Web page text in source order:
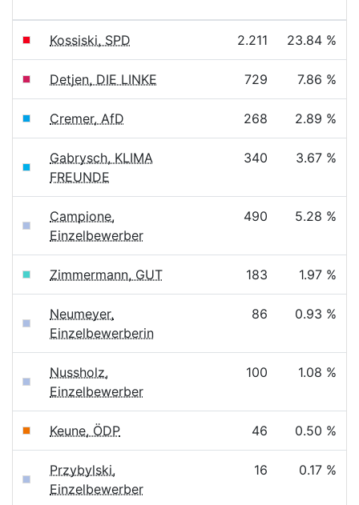
Kossiski, SPD 2.211 23.84 %
Detjen, DIE LINKE 729 7.86 %
Cremer, AfD 268 2.89 %
Gabrysch, KLIMA
FREUNDE
340 3.67 %
Campione,
Einzelbewerber
490 5.28 %
Zimmermann, GUT 183 1.97 %
Neumeyer,
Einzelbewerberin
86 0.93 %
Nussholz,
Einzelbewerber
100 1.08 %
Keune, ÖDP 46 0.50 %
Przybylski,
Einzelbewerber
16 0.17 %